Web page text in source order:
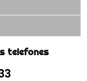
telefones